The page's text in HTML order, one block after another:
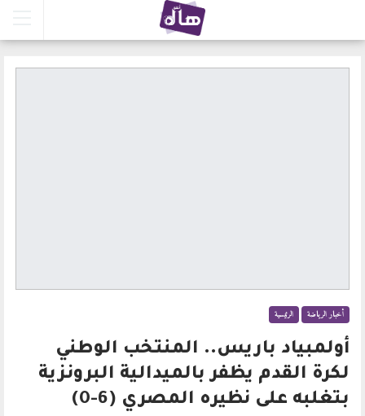
أخبار الرياضة الرئيسية
أولمبياد باريس.. المنتخب الوطني
لكرة القدم يظفر بالميدالية البرونزية
بتغلبه على نظيره المصري (6-0)